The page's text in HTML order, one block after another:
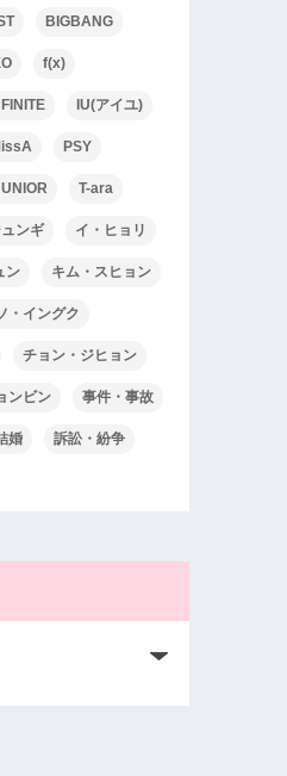
BIGBANG
f(x)
IU(アイユ)
PSY
T-ara
ンギ イ・ヒョリ
ン キム・スヒョン
・イングク
チョン・ジヒョン
ンビン 事件・事故
婚 訴訟・紛争